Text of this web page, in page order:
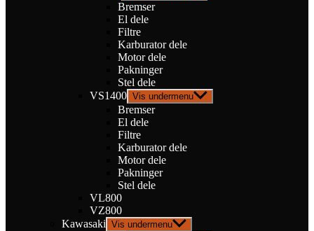
Bremser
El dele
Filtre
Karburator dele
Motor dele
Pakninger
Stel dele
VS1400 Vis undermenu
Bremser
El dele
Filtre
Karburator dele
Motor dele
Pakninger
Stel dele
VL800
VZ800
Kawasaki Vis undermenu